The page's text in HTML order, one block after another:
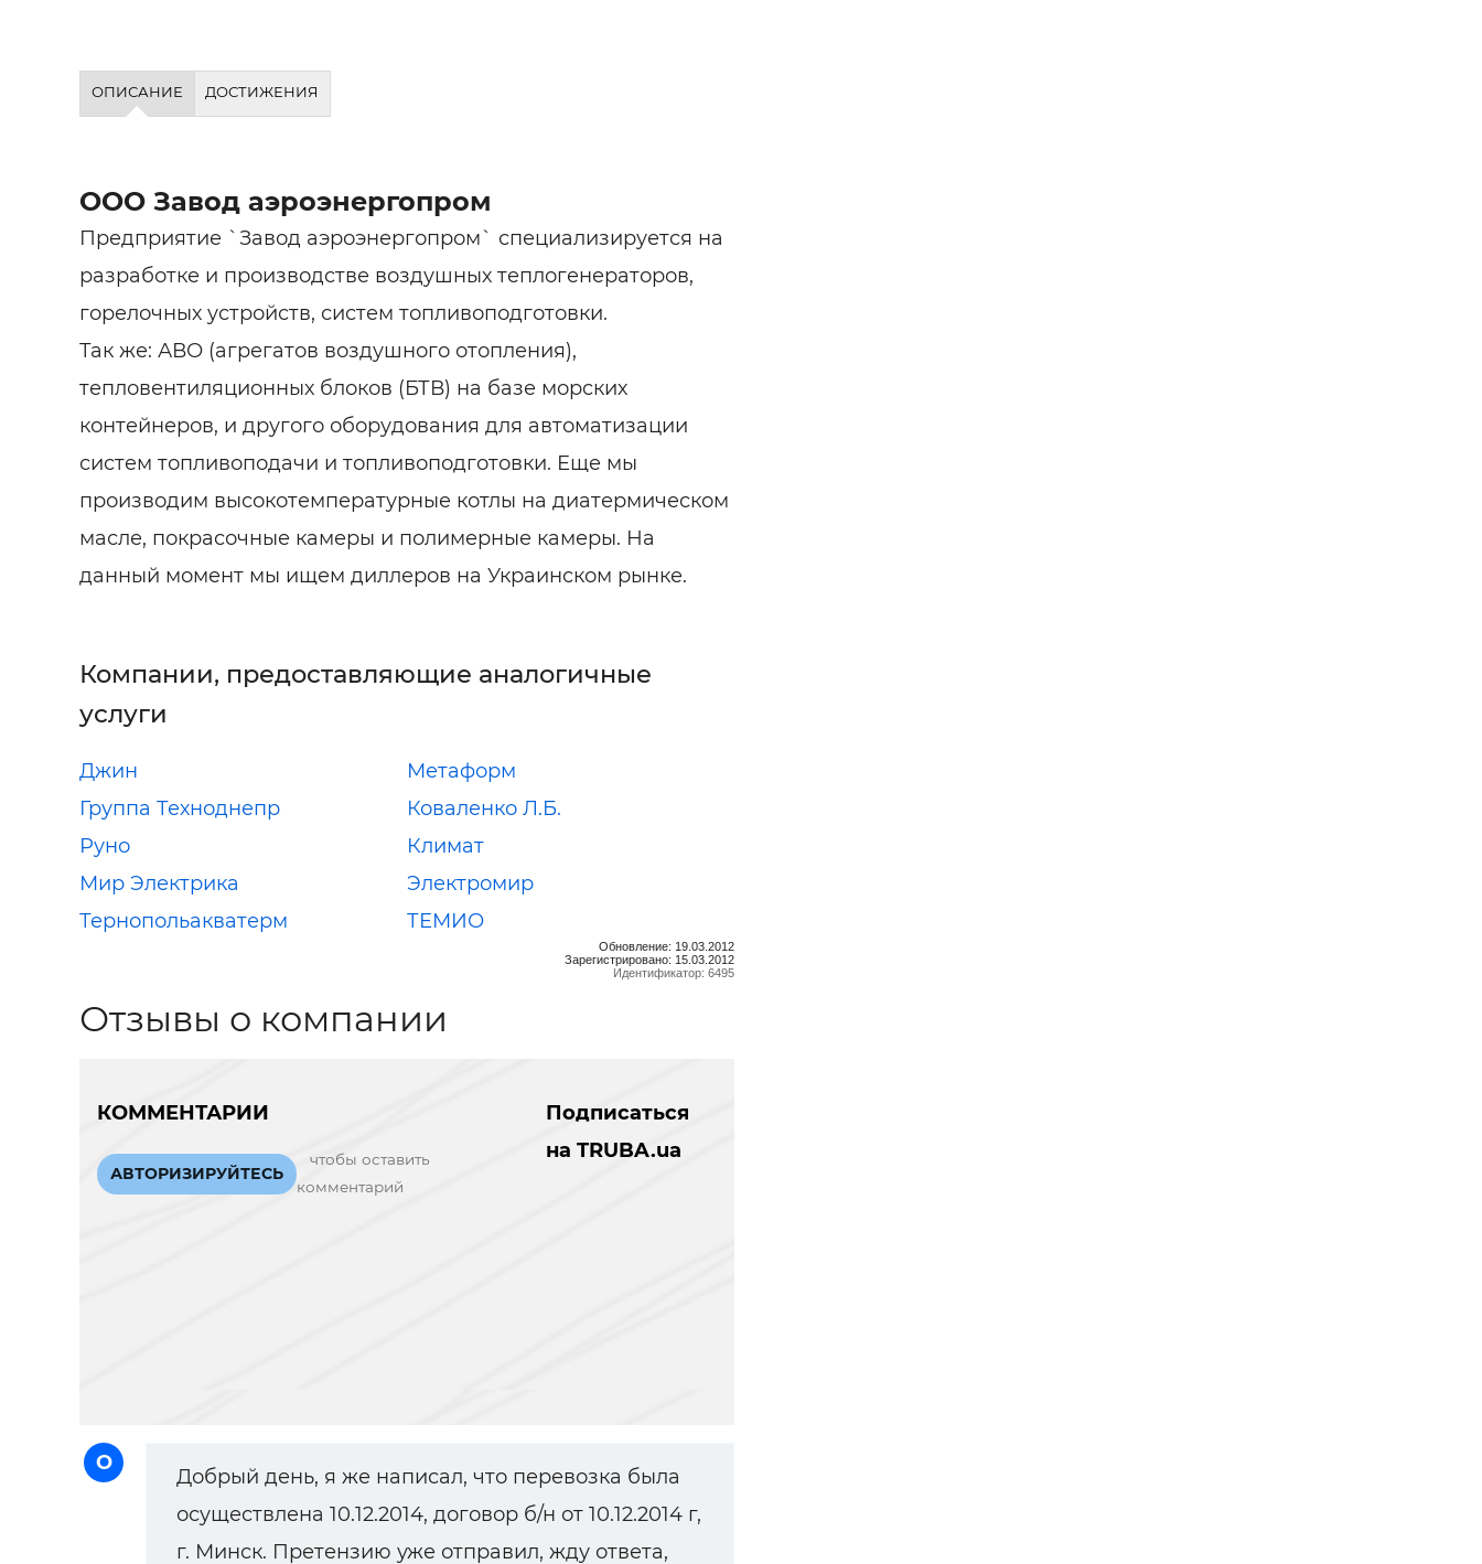
ОПИСАНИЕ ДОСТИЖЕНИЯ
ООО Завод аэроэнергопром
Предприятие `Завод аэроэнергопром` специализируется на
разработке и производстве воздушных теплогенераторов,
горелочных устройств, систем топливоподготовки.
Так же: АВО (агрегатов воздушного отопления),
тепловентиляционных блоков (БТВ) на базе морских
контейнеров, и другого оборудования для автоматизации
систем топливоподачи и топливоподготовки. Еще мы
производим высокотемпературные котлы на диатермическом
масле, покрасочные камеры и полимерные камеры. На
данный момент мы ищем диллеров на Украинском рынке.
Компании, предоставляющие аналогичные
услуги
Джин
Метаформ
Группа Техноднепр
Коваленко Л.Б.
Руно
Климат
Мир Электрика
Электромир
Тернопольакватерм
ТЕМИО
Обновление: 19.03.2012
Зарегистрировано: 15.03.2012
Идентификатор: 6495
Отзывы о компании
КОММЕНТАРИИ
АВТОРИЗИРУЙТЕСЬ
чтобы оставить
комментарий
Подписаться
на TRUBA.ua
О
Добрый день, я же написал, что перевозка была
осуществлена 10.12.2014, договор б/н от 10.12.2014 г,
г. Минск. Претензию уже отправил, жду ответа,